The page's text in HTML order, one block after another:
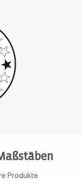
Produkte